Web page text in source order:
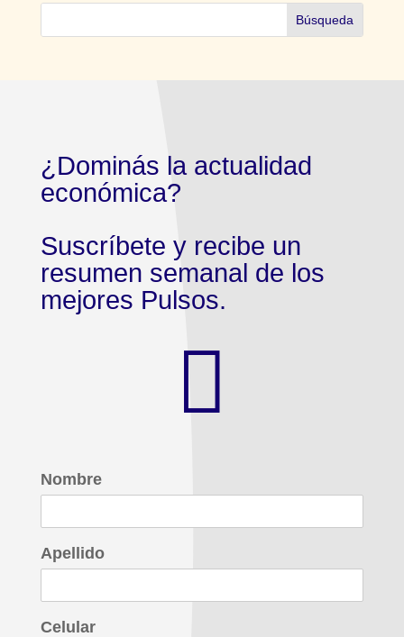
¿Dominás la actualidad
económica?
Suscríbete y recibe un
resumen semanal de los
mejores Pulsos.

Nombre
Apellido
Celular